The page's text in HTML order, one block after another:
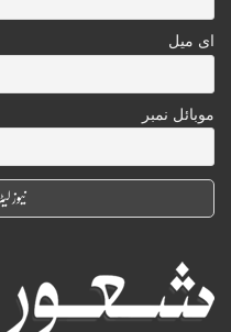
ای میل
موبائل نمبر